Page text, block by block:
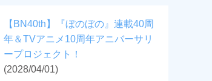
【BN40th】『ぼのぼの』連載40周
年＆TVアニメ10周年アニバーサリ
ープロジェクト！
(2028/04/01)